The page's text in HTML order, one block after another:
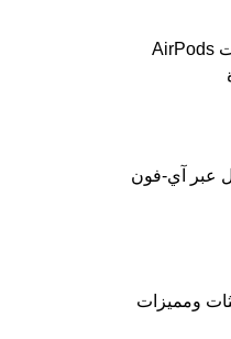
ميزات سماعات AirPods
عبر آي-فون
ومميزات